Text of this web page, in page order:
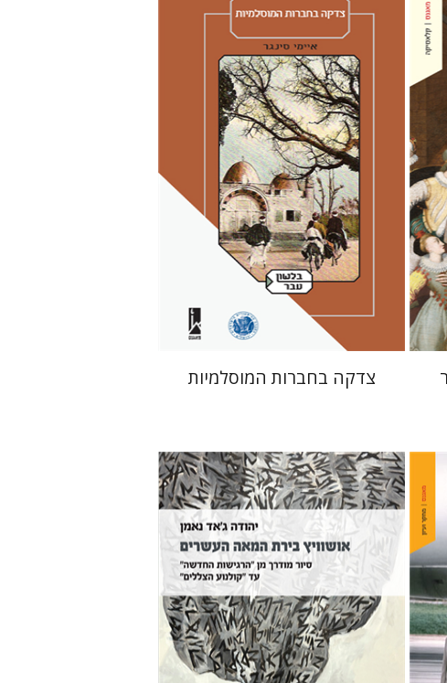
איימי סינגר
יצחק חן
אבנר גלעדי
מירי
אליאב-פלדון
רענן ריין
דורון מגן
הנחת אתר ספר מודפס
$46
$41
צדקה בחברות המוסלמיות
יהודה ג'אד נאמן